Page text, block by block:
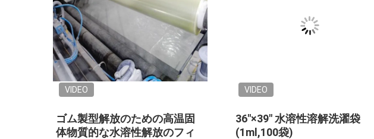
VIDEO
PVA 水溶性洗濯袋 医療・病院
用感染症対策用
VIDEO
水溶性洗濯袋,洗濯室で使用す
る